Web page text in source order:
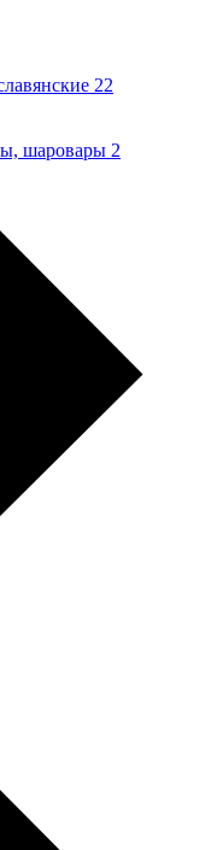
22
шаровары 2